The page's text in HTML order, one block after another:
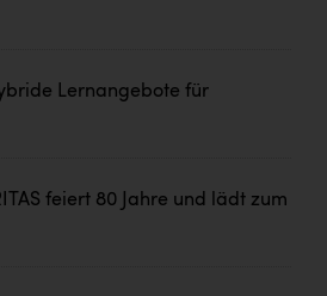
Lernangebote für
feiert 80 Jahre und lädt zum